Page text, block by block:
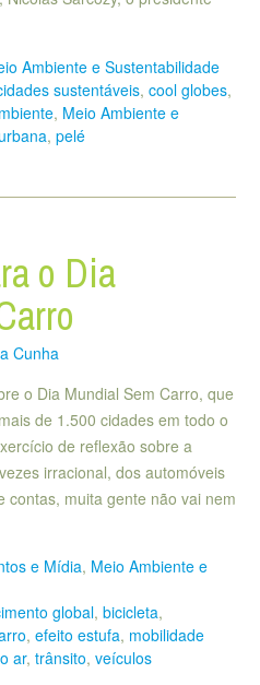
Ambiente e Sustentabilidade
sustentáveis, cool globes,
, Meio Ambiente e
, pelé
o Dia
Cunha
o Dia Mundial Sem Carro, que
de 1.500 cidades em todo o
de reflexão sobre a
irracional, dos automóveis
contas, muita gente não vai nem
e Mídia, Meio Ambiente e
global, bicicleta,
, efeito estufa, mobilidade
ar, trânsito, veículos